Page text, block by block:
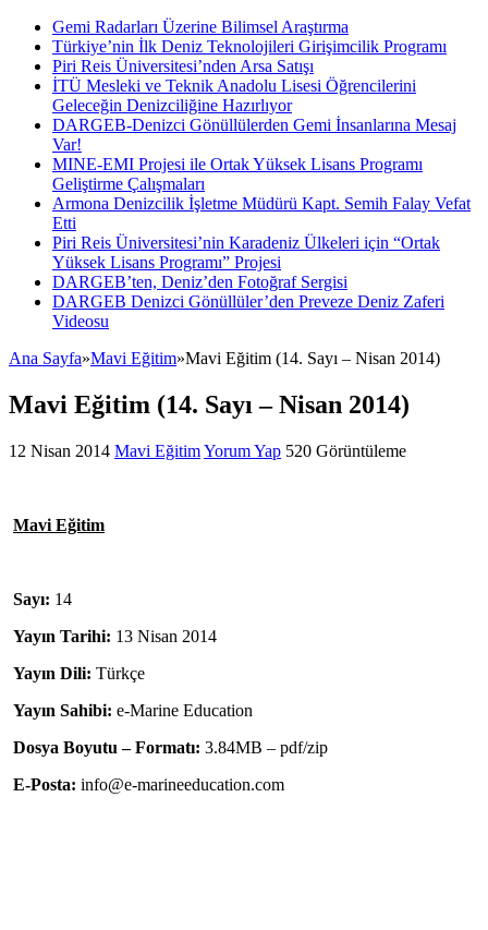
Gemi Radarları Üzerine Bilimsel Araştırma
Türkiye’nin İlk Deniz Teknolojileri Girişimcilik Programı
Piri Reis Üniversitesi’nden Arsa Satışı
İTÜ Mesleki ve Teknik Anadolu Lisesi Öğrencilerini
Geleceğin Denizciliğine Hazırlıyor
DARGEB-Denizci Gönüllülerden Gemi İnsanlarına Mesaj
Var!
MINE-EMI Projesi ile Ortak Yüksek Lisans Programı
Geliştirme Çalışmaları
Armona Denizcilik İşletme Müdürü Kapt. Semih Falay Vefat
Etti
Piri Reis Üniversitesi’nin Karadeniz Ülkeleri için “Ortak
Yüksek Lisans Programı” Projesi
DARGEB’ten, Deniz’den Fotoğraf Sergisi
DARGEB Denizci Gönüllüler’den Preveze Deniz Zaferi
Videosu
Ana Sayfa»Mavi Eğitim»Mavi Eğitim (14. Sayı – Nisan 2014)
Mavi Eğitim (14. Sayı – Nisan 2014)
12 Nisan 2014 Mavi EğitimYorum Yap 520 Görüntüleme
Mavi Eğitim
Sayı: 14
Yayın Tarihi: 13 Nisan 2014
Yayın Dili: Türkçe
Yayın Sahibi: e-Marine Education
Dosya Boyutu – Formatı: 3.84MB – pdf/zip
E-Posta: info@e-marineeducation.com